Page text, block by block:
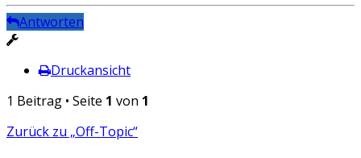
Antworten
Druckansicht
1 Beitrag • Seite 1 von 1
Zurück zu „Off-Topic“